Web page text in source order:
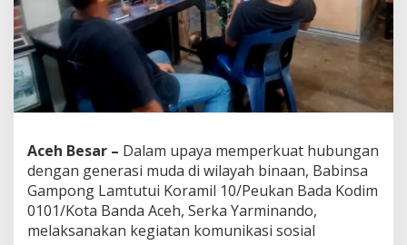
b
a
g
i
e
d
a
d
W
a
Aceh Besar – Dalam upaya memperkuat hubungan
dengan generasi muda di wilayah binaan, Babinsa
Gampong Lamtutui Koramil 10/Peukan Bada Kodim
0101/Kota Banda Aceh, Serka Yarminando,
melaksanakan kegiatan komunikasi sosial